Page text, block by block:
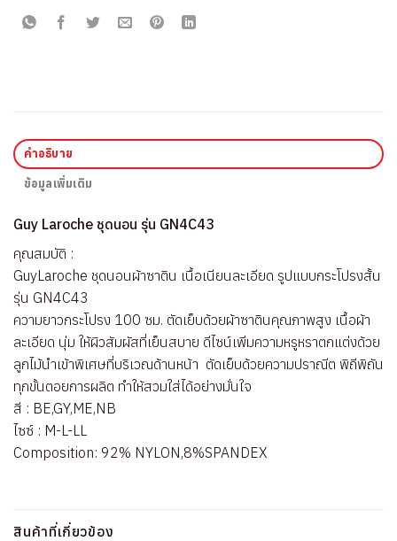
คำอธิบาย
ข้อมูลเพิ่มเติม
Guy Laroche ชุดนอน รุ่น GN4C43
คุณสมบัติ :
GuyLaroche ชุดนอนผ้าซาติน เนื้อเนียนละเอียด รูปแบบกระโปรงสั้น
รุ่น GN4C43
ความยาวกระโปรง 100 ซม. ตัดเย็บด้วยผ้าซาตินคุณภาพสูง เนื้อผ้า
ละเอียด นุ่ม ให้ผิวสัมผัสที่เย็นสบาย ดีไซน์เพิ่มความหรูหราตกแต่งด้วย
ลูกไม้นำเข้าพิเศษที่บริเวณด้านหน้า ตัดเย็บด้วยความปราณีต พิถีพิถัน
ทุกขั้นตอยการผลิต ทำให้สวมใส่ได้อย่างมั่นใจ
สี : BE,GY,ME,NB
ไซซ์ : M-L-LL
Composition: 92% NYLON,8%SPANDEX
สินค้าที่เกี่ยวข้อง